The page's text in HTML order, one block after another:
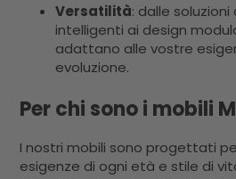
Versatilità: dalle
intelligenti ai design
adattano alle vostre
evoluzione.
Per chi sono i mobili
I nostri mobili sono progettati
esigenze di ogni età e stile di